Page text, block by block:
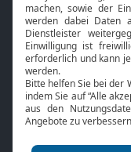
Bibel TV
Über uns
Jobs
Mediadaten